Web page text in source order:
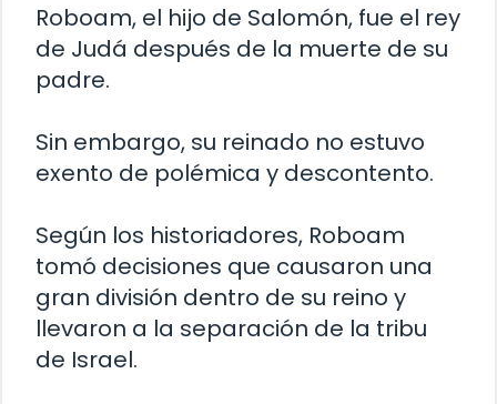
Roboam, el hijo de Salomón, fue el rey
de Judá después de la muerte de su
padre.
Sin embargo, su reinado no estuvo
exento de polémica y descontento.
Según los historiadores, Roboam
tomó decisiones que causaron una
gran división dentro de su reino y
llevaron a la separación de la tribu
de Israel.